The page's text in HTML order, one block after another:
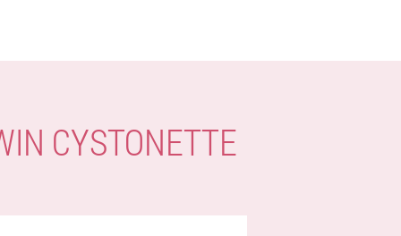
CYSTONETTE